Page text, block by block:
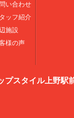
い合わせ
ッフ紹介
施設
様の声
プスタイル上野駅